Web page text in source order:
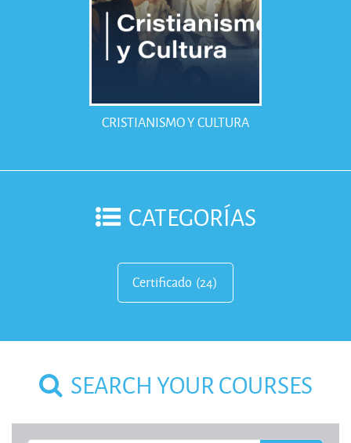
CRISTIANISMO Y CULTURA
CATEGORÍAS
Certificado (24)
SEARCH YOUR COURSES